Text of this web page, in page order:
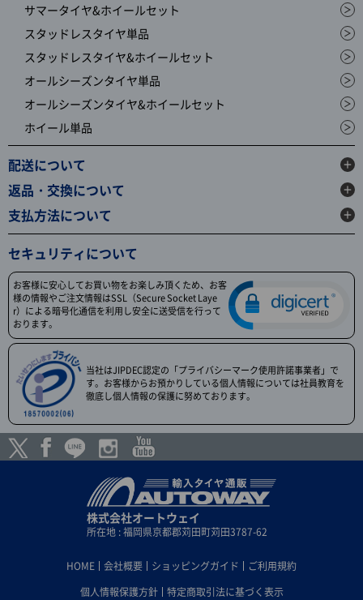
サマータイヤ&ホイールセット
スタッドレスタイヤ単品
スタッドレスタイヤ&ホイールセット
オールシーズンタイヤ単品
オールシーズンタイヤ&ホイールセット
ホイール単品
配送について
返品・交換について
支払方法について
セキュリティについて
お客様に安心してお買い物をお楽しみ頂くため、お客
様の情報やご注文情報はSSL（Secure Socket Laye
r）による暗号化通信を利用し安全に送受信を行って
おります。
当社はJIPDEC認定の「プライバシーマーク使用許諾事業者」で
す。お客様からお預かりしている個人情報については社員教育を
徹底し個人情報の保護に努めております。
株式会社オートウェイ
所在地 : 福岡県京都郡苅田町苅田3787-62
HOME 会社概要 ショッピングガイド
ご利用規約
個人情報保護方針
特定商取引法に基づく表示